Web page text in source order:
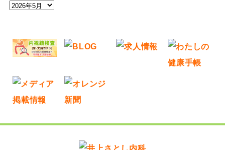
ア
カ
イ